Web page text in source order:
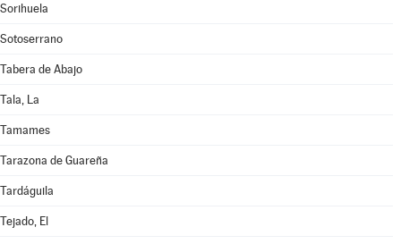
Sorihuela
Sotoserrano
Tabera de Abajo
Tala, La
Tamames
Tarazona de Guareña
Tardáguila
Tejado, El